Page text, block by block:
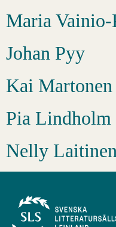
Maria
Johan Pyy
Kai Martonen
Pia Lindholm
Nelly Laitinen